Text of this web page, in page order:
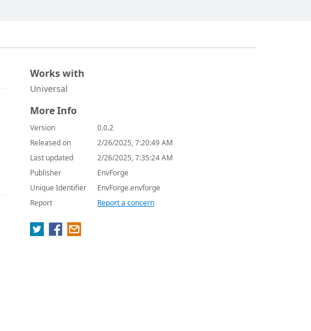
Works with
Universal
More Info
Version
0.0.2
Released on
2/26/2025, 7:20:49 AM
Last updated
2/26/2025, 7:35:24 AM
Publisher
EnvForge
Unique Identifier
EnvForge.envforge
Report
Report a concern